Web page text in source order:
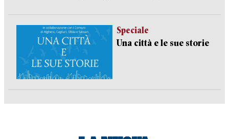
Speciale
Una città e le sue storie